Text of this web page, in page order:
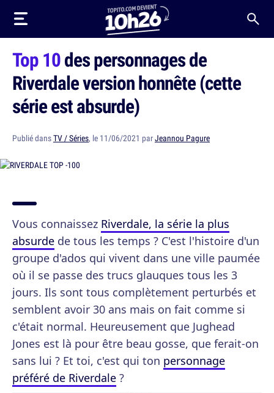
Top 10des personnages de
Riverdale version honnête (cette
série est absurde)
Publié dansTV / Séries, le 11/06/2021 parJeannou Pagure
Vous connaissez Riverdale, la série la plus
absurde de tous les temps ? C'est l'histoire d'un
groupe d'ados qui vivent dans une ville paumée
où il se passe des trucs glauques tous les 3
jours. Ils sont tous complètement perturbés et
semblent avoir 30 ans mais on fait comme si
c'était normal. Heureusement que Jughead
Jones est là pour être beau gosse, que ferait-on
sans lui ? Et toi, c'est qui ton personnage
préféré de Riverdale ?